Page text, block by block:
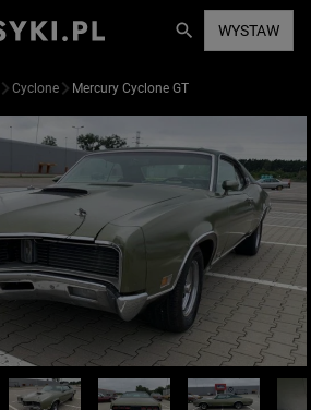
WYSTAW
Cyclone Mercury Cyclone GT